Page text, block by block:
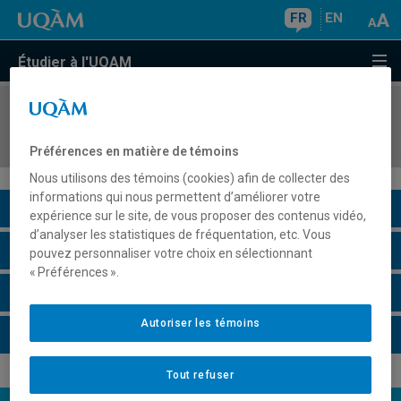
FR EN
Étudier à l'UQAM
COURS//
Description du cours
Horaire - Été 2026
Préférences en matière de témoins
Nous utilisons des témoins (cookies) afin de collecter des
informations qui nous permettent d’améliorer votre
expérience sur le site, de vous proposer des contenus vidéo,
d’analyser les statistiques de fréquentation, etc. Vous
pouvez personnaliser votre choix en sélectionnant
« Préférences ».
Tout refuser
Autoriser les témoins